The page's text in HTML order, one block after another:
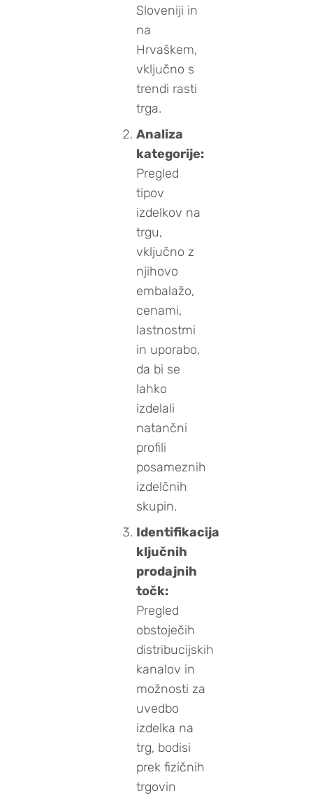
Sloveniji in
na
Hrvaškem,
vključno s
trendi rasti
trga.
Analiza
kategorije:
Pregled
tipov
izdelkov na
trgu,
vključno z
njihovo
embalažo,
cenami,
lastnostmi
in uporabo,
da bi se
lahko
izdelali
natančni
profili
posameznih
izdelčnih
skupin.
Identifikacija
ključnih
prodajnih
točk:
Pregled
obstoječih
distribucijskih
kanalov in
možnosti za
uvedbo
izdelka na
trg, bodisi
prek fizičnih
trgovin